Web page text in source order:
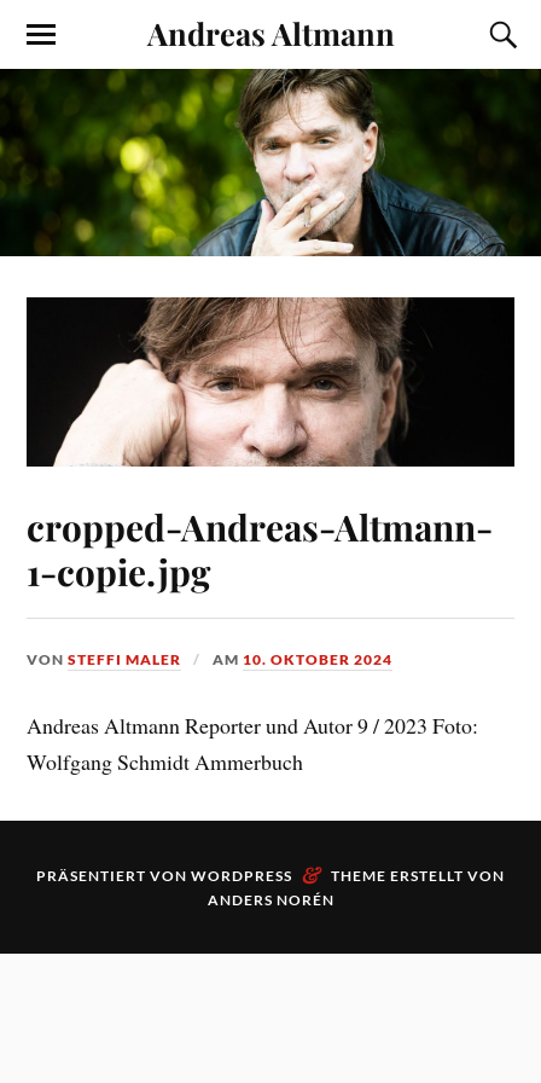
Andreas Altmann
cropped-Andreas-Altmann-
1-copie.jpg
VONSTEFFI MALER AM 10. OKTOBER 2024
Andreas Altmann Reporter und Autor 9 / 2023 Foto:
Wolfgang Schmidt Ammerbuch
PRÄSENTIERT VON WORDPRESS & THEME ERSTELLT VON
ANDERS NORÉN